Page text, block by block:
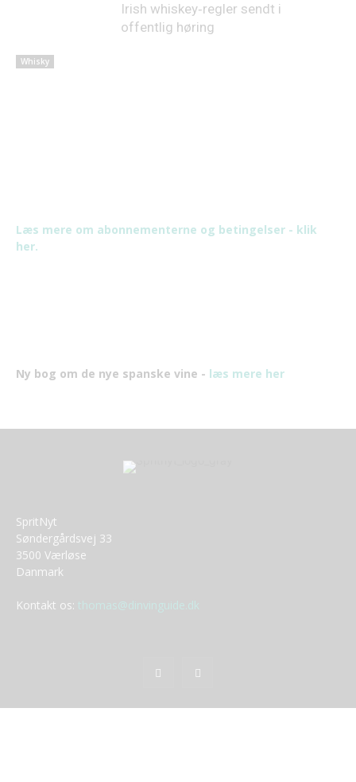
Whisky
Irish whiskey‑regler sendt i
offentlig høring
Læs mere om abonnementerne og betingelser - klik
her.
Ny bog om de nye spanske vine - læs mere her
SpritNyt
Søndergårdsvej 33
3500 Værløse
Danmark
Kontakt os: